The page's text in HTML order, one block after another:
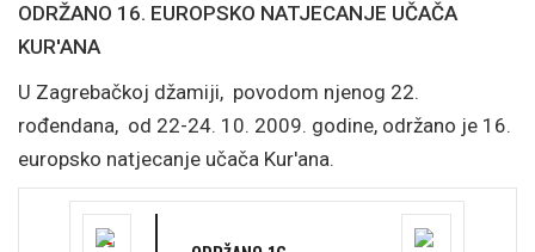
ODRŽANO 16. EUROPSKO NATJECANJE UČAČA
KUR'ANA
U Zagrebačkoj džamiji, povodom njenog 22.
rođendana, od 22-24. 10. 2009. godine, održano je 16.
europsko natjecanje učača Kur'ana.